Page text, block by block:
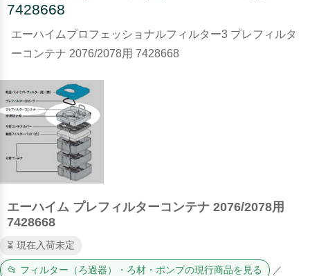
7428668
エーハイムプロフェッショナルフィルター3 プレフィルタ
ーコンテナ 2076/2078用 7428668
エーハイム プレフィルターコンテナ 2076/2078用
7428668
⏳ 現在入荷未定
📂 フィルター（ろ過器）・ろ材・ポンプの現行商品を見る ／